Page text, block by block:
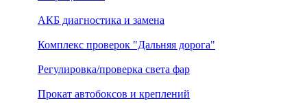
АКБ диагностика и замена
Комплекс проверок "Дальняя дорога"
Регулировка/проверка света фар
Прокат автобоксов и креплений